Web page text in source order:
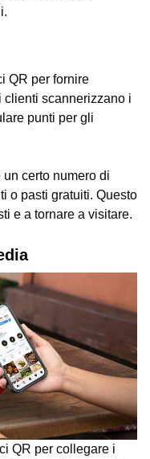
QR per fornire
clienti scannerizzano i
punti per gli
certo numero di
o pasti gratuiti. Questo
e a tornare a visitare.
QR per collegare i